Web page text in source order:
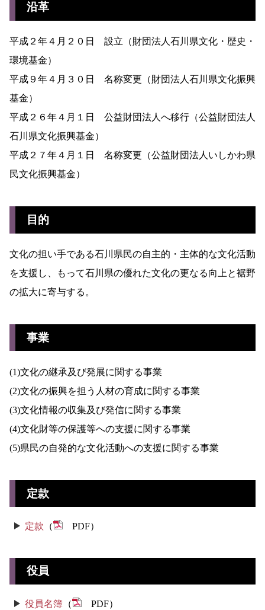
沿革
平成２年４月２０日 設立（財団法人石川県文化・歴史・
環境基金）
平成９年４月３０日 名称変更（財団法人石川県文化振興
基金）
平成２６年４月１日 公益財団法人へ移行（公益財団法人
石川県文化振興基金）
平成２７年４月１日 名称変更（公益財団法人いしかわ県
民文化振興基金）
目的
文化の担い手である石川県民の自主的・主体的な文化活動
を支援し、もって石川県の優れた文化の更なる向上と裾野
の拡大に寄与する。
事業
(1)文化の継承及び発展に関する事業
(2)文化の振興を担う人材の育成に関する事業
(3)文化情報の収集及び発信に関する事業
(4)文化財等の保護等への支援に関する事業
(5)県民の自発的な文化活動への支援に関する事業
定款
定款 （ PDF）
役員
役員名簿 （ PDF）